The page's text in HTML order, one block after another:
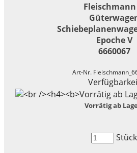
Epoche V
6660067
Art-Nr.
Vorrätig ab
Stück